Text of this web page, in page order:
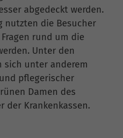
abgedeckt werden.
nutzten die Besucher
rund um die
Unter den
sich unter anderem
pflegerischer
Damen des
der Krankenkassen.